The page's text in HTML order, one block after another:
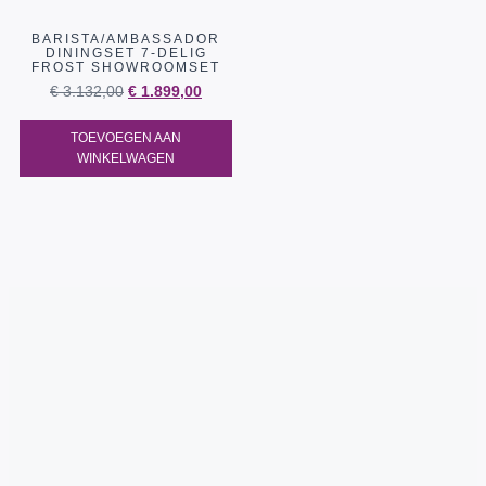
BARISTA/AMBASSADOR
DININGSET 7-DELIG
FROST SHOWROOMSET
€3.132,00 € 1.899,00
TOEVOEGEN AAN
WINKELWAGEN